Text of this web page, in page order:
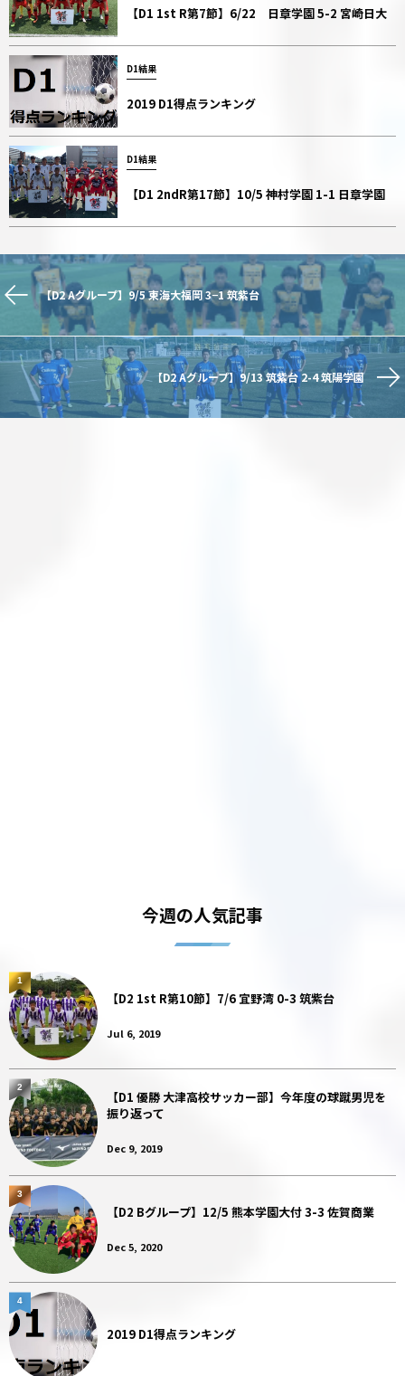
【D1 1st R第7節】6/22 日章学園 5-2 宮崎日大
D1結果
2019 D1得点ランキング
D1結果
【D1 2ndR第17節】10/5 神村学園 1-1 日章学園
【D2 Aグループ】9/5 東海大福岡 3−1 筑紫台
【D2 Aグループ】9/13 筑紫台 2-4 筑陽学園
今週の人気記事
【D2 1st R第10節】7/6 宜野湾 0-3 筑紫台
Jul 6, 2019
1
【D1 優勝 大津高校サッカー部】今年度の球蹴男児を
振り返って
Dec 9, 2019
2
【D2 Bグループ】12/5 熊本学園大付 3-3 佐賀商業
Dec 5, 2020
3
2019 D1得点ランキング
4